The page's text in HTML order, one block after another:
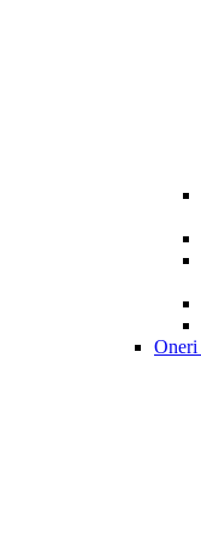
Oneri